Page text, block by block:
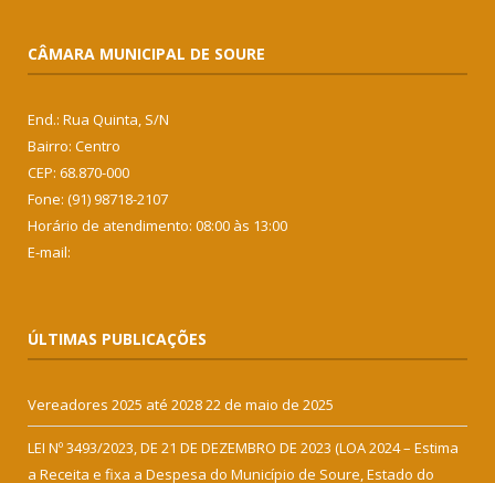
CÂMARA MUNICIPAL DE SOURE
End.: Rua Quinta, S/N
Bairro: Centro
CEP: 68.870-000
Fone: (91) 98718-2107
Horário de atendimento: 08:00 às 13:00
E-mail:
ÚLTIMAS PUBLICAÇÕES
Vereadores 2025 até 202822 de maio de 2025
LEI Nº 3493/2023, DE 21 DE DEZEMBRO DE 2023 (LOA 2024 – Estima
a Receita e fixa a Despesa do Município de Soure, Estado do